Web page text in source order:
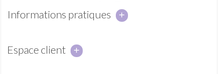
Informations pratiques
Espace client